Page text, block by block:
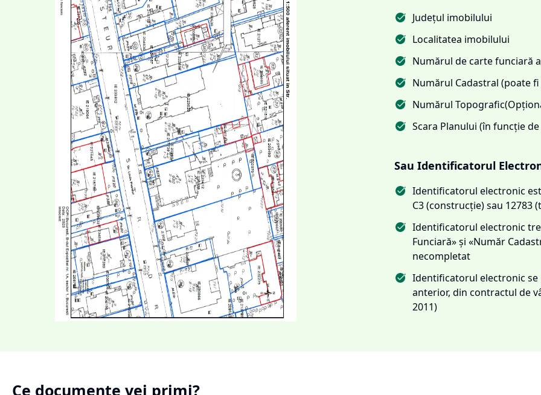
Județul imobilului
Localitatea imobilului
Numărul de carte funciară
Numărul Cadastral (poate
Numărul
Scara Planului (în funcție
Sau Identificatorul
Identificatorul electronic
C3 (construcție) sau 12783
Identificatorul electronic
Funciară» și «Număr
necompletat
Identificatorul electronic
anterior, din contractul de
2011)
Ce documente vei primi?